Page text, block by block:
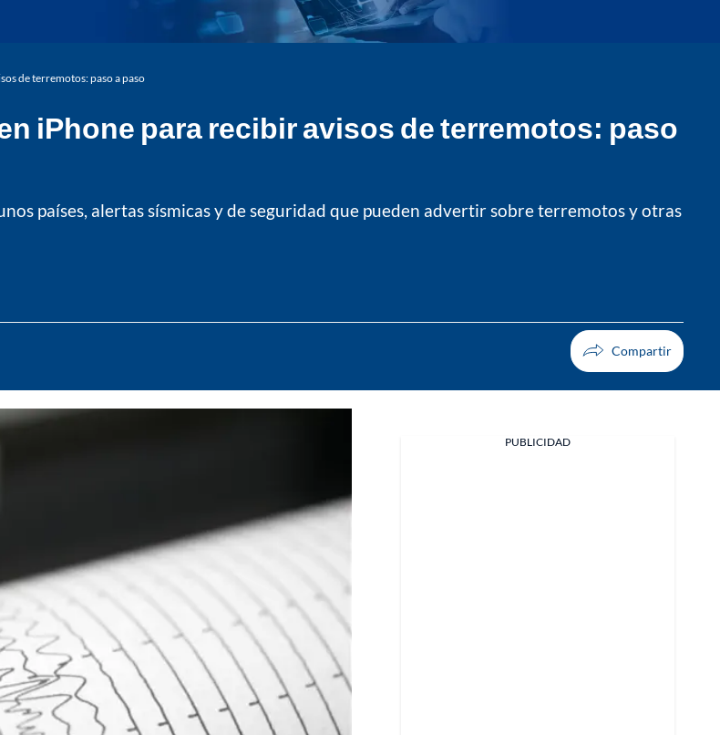
de terremotos: paso a paso
iPhone para recibir avisos de terremotos: paso
países, alertas sísmicas y de seguridad que pueden advertir sobre terremotos y otras
PUBLICIDAD